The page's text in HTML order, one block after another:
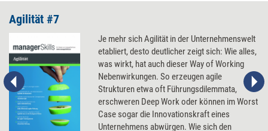
Agilität #7
Je mehr sich Agilität in der Unternehmenswelt
etabliert, desto deutlicher zeigt sich: Wie alles,
was wirkt, hat auch dieser Way of Working
Nebenwirkungen. So erzeugen agile
Strukturen etwa oft Führungsdilemmata,
erschweren Deep Work oder können im Worst
Case sogar die Innovationskraft eines
Unternehmens abwürgen. Wie sich den